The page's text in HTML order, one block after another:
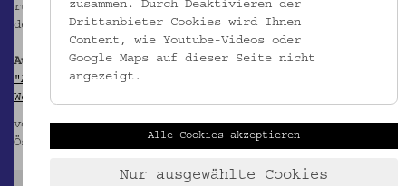
ruthenischer Flüchtlinge im Ersten Weltkrieg. Aus
der Sammlung des Volkskundemuseums Wien. Wien 2014.
Ausstellung:
"Arbeiten ruthenischer Flüchtlinge im Ersten
Weltkrieg: Stick- und Knüpfmusterstücke"
von 30. April bis 2. November 2014 im
Österreichischen Museum für Volkskunde
zusammen. Durch Deaktivieren der
Drittanbieter Cookies wird Ihnen
Content, wie Youtube-Videos oder
Google Maps auf dieser Seite nicht
angezeigt.
Alle Cookies akzeptieren
Nur ausgewählte Cookies